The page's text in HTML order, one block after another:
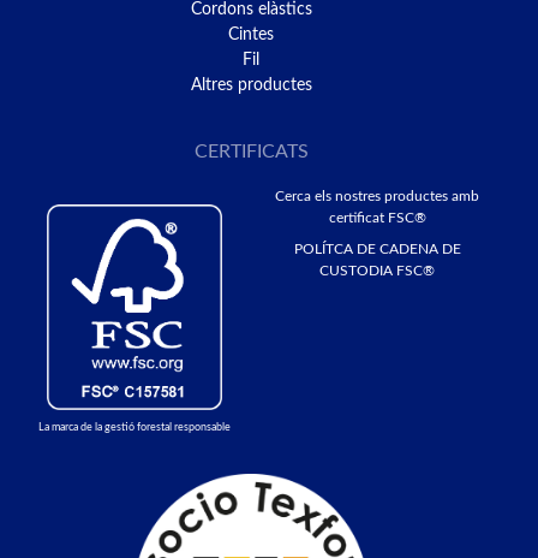
Cordons elàstics
Cintes
Fil
Altres productes
CERTIFICATS
Cerca els nostres productes amb
certificat FSC®
POLÍTCA DE CADENA DE
CUSTODIA FSC®
La marca de la gestió forestal responsable